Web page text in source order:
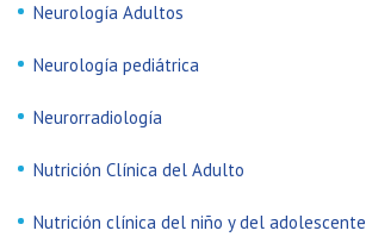
Neurología Adultos
Neurología pediátrica
Neurorradiología
Nutrición Clínica del Adulto
Nutrición clínica del niño y del adolescente